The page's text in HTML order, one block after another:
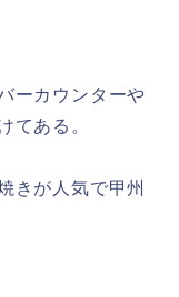
ーカウンターや
てある。
きが人気で甲州